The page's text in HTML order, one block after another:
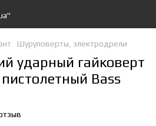
Шуруповерты, электродрели
ударный гайковерт
Bass